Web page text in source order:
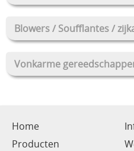
Blowers / Soufflantes /
Vonkarme
Home
Producten